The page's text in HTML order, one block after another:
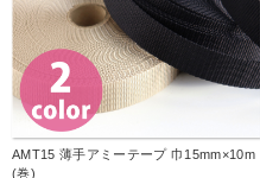
AMT15 薄手アミーテープ 巾15mm×10m
(巻)